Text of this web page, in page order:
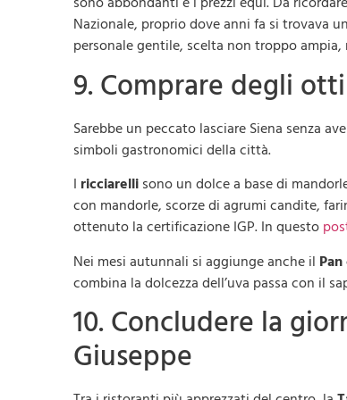
Nazionale, proprio dove anni fa si trovava
personale gentile, scelta non troppo
9. Comprare degli
Sarebbe un peccato lasciare Siena senza
simboli gastronomici della città.
I ricciarelli sono un dolce a base di
con mandorle, scorze di agrumi candite,
ottenuto la certificazione IGP. In questo
Nei mesi autunnali si aggiunge anche il Pan
combina la dolcezza dell’uva passa con il
10. Concludere la
Giuseppe